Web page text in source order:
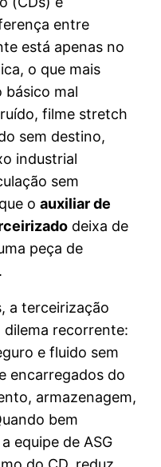
entre
está apenas no
o que mais
básico mal
filme stretch
sem destino,
industrial
sem
oauxiliar de
deixa de
peça de
a terceirização
dilema recorrente:
e fluido sem
encarregados do
armazenagem,
bem
equipe de ASG